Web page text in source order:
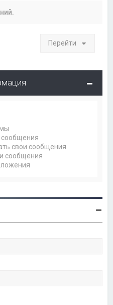
Перейти
сообщения
свои сообщения
сообщения